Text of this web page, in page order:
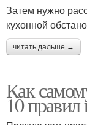
Затем нужно
кухонной
читать дальше →
Как
10